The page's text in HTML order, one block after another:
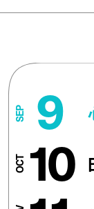
9
10